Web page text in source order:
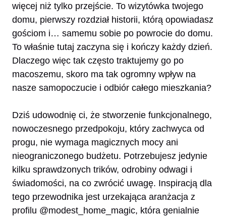
więcej niż tylko przejście. To wizytówka twojego
domu, pierwszy rozdział historii, którą opowiadasz
gościom i… samemu sobie po powrocie do domu.
To właśnie tutaj zaczyna się i kończy każdy dzień.
Dlaczego więc tak często traktujemy go po
macoszemu, skoro ma tak ogromny wpływ na
nasze samopoczucie i odbiór całego mieszkania?
Dziś udowodnię ci, że stworzenie funkcjonalnego,
nowoczesnego przedpokoju, który zachwyca od
progu, nie wymaga magicznych mocy ani
nieograniczonego budżetu. Potrzebujesz jedynie
kilku sprawdzonych trików, odrobiny odwagi i
świadomości, na co zwrócić uwagę. Inspiracją dla
tego przewodnika jest urzekająca aranżacja z
profilu @modest_home_magic, która genialnie